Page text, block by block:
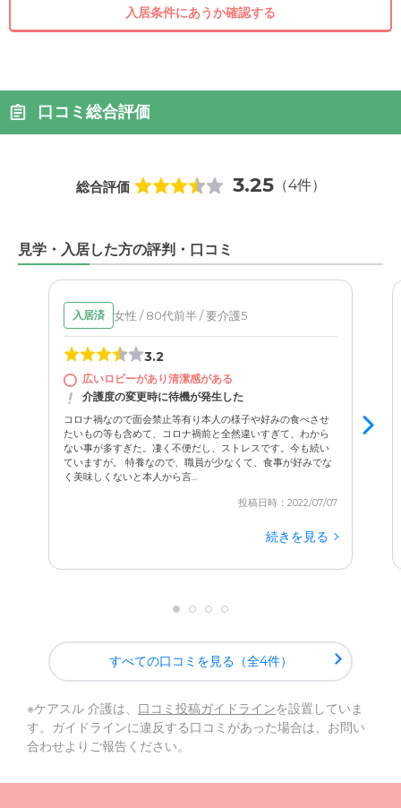
入居条件にあうか確認する
口コミ総合評価
総合評価 3.25（4件）
見学・入居した方の評判・口コミ
入居済 女性 / 80代前半 / 要介護5
3.2
広いロビーがあり清潔感がある
介護度の変更時に待機が発生した
コロナ禍なので面会禁止等有り本人の様子や好みの食べさせ
たいもの等も含めて、コロナ禍前と全然違いすぎて、わから
ない事が多すぎた。凄く不便だし、ストレスです。今も続い
ていますが。 特養なので、職員が少なくて、食事が好みでな
く美味しくないと本人から言...
投稿日時：2022/07/07
続きを見る
すべての口コミを見る（全4件）
※ケアスル 介護は、 口コミ投稿ガイドラインを設置していま
す。ガイドラインに違反する口コミがあった場合は、お問い
合わせよりご報告ください。